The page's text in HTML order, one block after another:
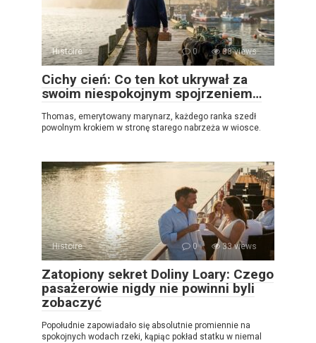
Histoire 0 38 views
Cichy cień: Co ten kot ukrywał za
swoim niespokojnym spojrzeniem…
Thomas, emerytowany marynarz, każdego ranka szedł
powolnym krokiem w stronę starego nabrzeża w wiosce.
Histoire 0 33 views
Zatopiony sekret Doliny Loary: Czego
pasażerowie nigdy nie powinni byli
zobaczyć
Popołudnie zapowiadało się absolutnie promiennie na
spokojnych wodach rzeki, kąpiąc pokład statku w niemal